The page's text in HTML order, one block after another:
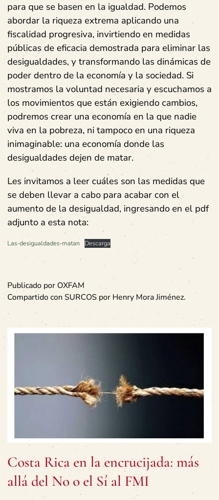
para que se basen en la igualdad. Podemos
abordar la riqueza extrema aplicando una
fiscalidad progresiva, invirtiendo en medidas
públicas de eficacia demostrada para eliminar las
desigualdades, y transformando las dinámicas de
poder dentro de la economía y la sociedad. Si
mostramos la voluntad necesaria y escuchamos a
los movimientos que están exigiendo cambios,
podremos crear una economía en la que nadie
viva en la pobreza, ni tampoco en una riqueza
inimaginable: una economía donde las
desigualdades dejen de matar.
Les invitamos a leer cuáles son las medidas que
se deben llevar a cabo para acabar con el
aumento de la desigualdad, ingresando en el pdf
adjunto a esta nota:
Las-desigualdades-matan Descarga
Publicado por OXFAM
Compartido con SURCOS por Henry Mora Jiménez.
Costa Rica en la encrucijada: más
allá del No o el Sí al FMI